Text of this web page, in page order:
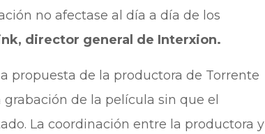
no afectase al día a día de los
director general de Interxion.
propuesta de la productora de Torrente
de la película sin que el
La coordinación entre la productora y